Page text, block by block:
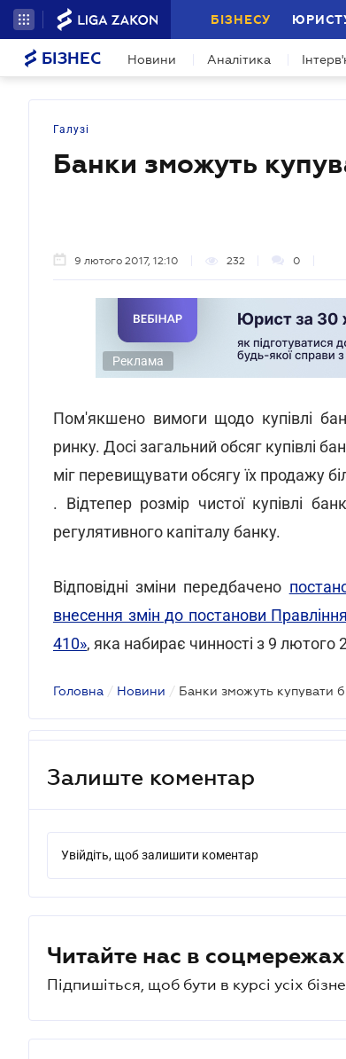
БІЗНЕСУ
БІЗНЕС Новини Аналітика
Галузі
Банки зможуть
9 лютого 2017, 12:10 232 0
Реклама
Пом'якшено вимоги щодо купівлі
ринку. Досі загальний обсяг купівлі
міг перевищувати обсягу їх продажу
. Відтепер розмір чистої купівлі
регулятивного капіталу банку.
Відповідні зміни передбачено
внесення змін до постанови
410», яка набирає чинності з 9 лютого
Головна / Новини / Банки зможуть купувати
Залиште коментар
Увійдіть, щоб залишити коментар
Читайте нас в
Підпишіться, щоб бути в курсі усіх